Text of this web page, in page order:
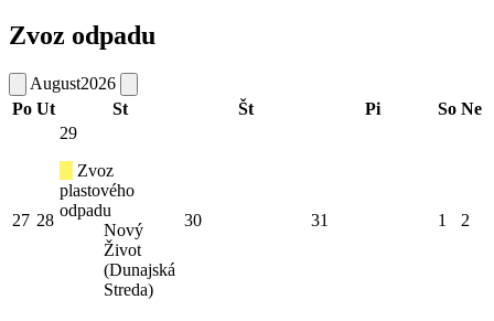
Zvoz odpadu
August2026
Po Ut St Št Pi So Ne
27 28
29
Zvoz
plastového
odpadu
Nový
Život
(Dunajská
Streda)
30 31 1 2